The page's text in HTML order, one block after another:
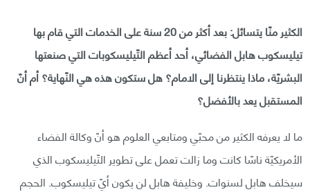
الكثير منّا يتسائل: بعد أكثر من 20 سنة على الخدمات التي قام بها
تيليسكوب هابل الفضائي، أحد أعظم التّيليسكوبات التي صنعتها
البشريّة، ماذا ينتظرنا إلى الامام؟ هل ستكون هذه هي النّهاية؟ أم أنّ
المستقبل يعد بالأفضل؟
ما لا يعرفه الكثير من محبّي ومتابعي العلوم هو أنّ وكالة الفضاء
الأمريكيّة ناسّا كانت وما زالت تعمل على تطوير التّيليسكوب الذي
سيخلف هابل لسنوات. وخليفة هابل لن يكون أيّ تيليسكوب. الحجم